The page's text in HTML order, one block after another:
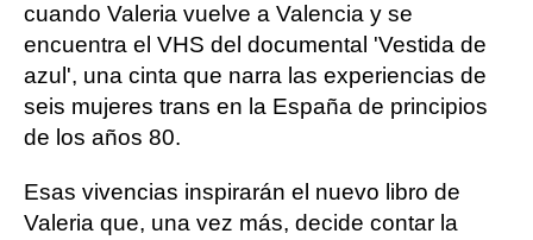
cuando Valeria vuelve a Valencia y se
encuentra el VHS del documental 'Vestida de
azul', una cinta que narra las experiencias de
seis mujeres trans en la España de principios
de los años 80.
Esas vivencias inspirarán el nuevo libro de
Valeria que, una vez más, decide contar la